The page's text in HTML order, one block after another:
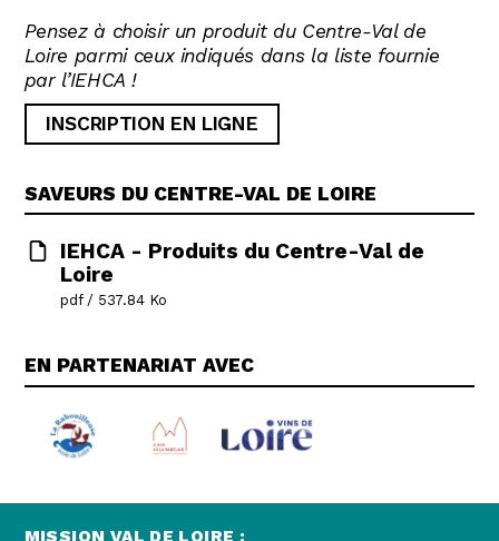
Pensez à choisir un produit du Centre-Val de
Loire parmi ceux indiqués dans la liste fournie
par l’IEHCA !
INSCRIPTION EN LIGNE
SAVEURS DU CENTRE-VAL DE LOIRE
IEHCA - Produits du Centre-Val de
Loire
pdf / 537.84 Ko
EN PARTENARIAT AVEC
MISSION VAL DE LOIRE :